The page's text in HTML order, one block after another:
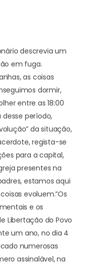
descrevia um
em fuga.
as coisas
dormir,
entre as 18:00
período,
da situação,
regista-se
para a capital,
presentes na
estamos aqui
evoluem.”Os
e os
Libertação do Povo
um ano, no dia 4
numerosas
assinalável, na